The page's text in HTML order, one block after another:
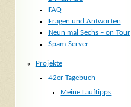
FAQ
Fragen und Antworten
Neun mal Sechs – on Tour
Spam-Server
Projekte
42er Tagebuch
Meine Lauftipps